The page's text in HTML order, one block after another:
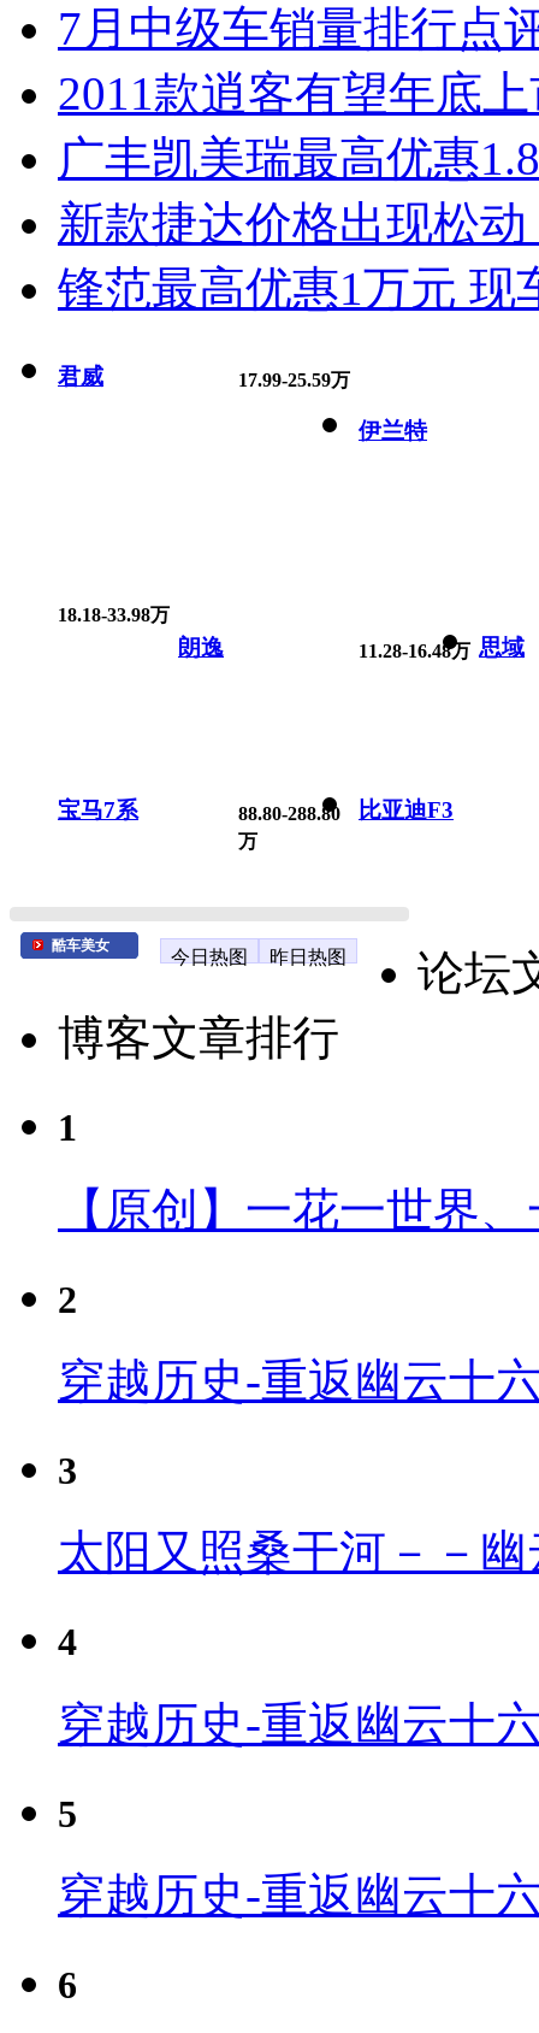
7月中级车销量排行点
2011款逍客有望年底
广丰凯美瑞最高优惠
新款捷达价格出现松
锋范最高优惠1万元 现
君威 17.99-25.59万
伊兰特
18.18-33.98万
朗逸 11.28-16.48万 思域
宝马7系
88.80-288.80
万
比亚迪F3
酷车美女
今日热图 昨日热图
论坛
博客文章排行
1
【原创】一花一世界
2
穿越历史-重返幽云十
3
太阳又照桑干河－－
4
穿越历史-重返幽云十
5
穿越历史-重返幽云十
6